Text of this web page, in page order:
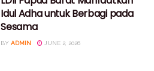
Idul Adha untuk Berbagi pada
Sesama
BY ADMIN JUNE 2, 2026